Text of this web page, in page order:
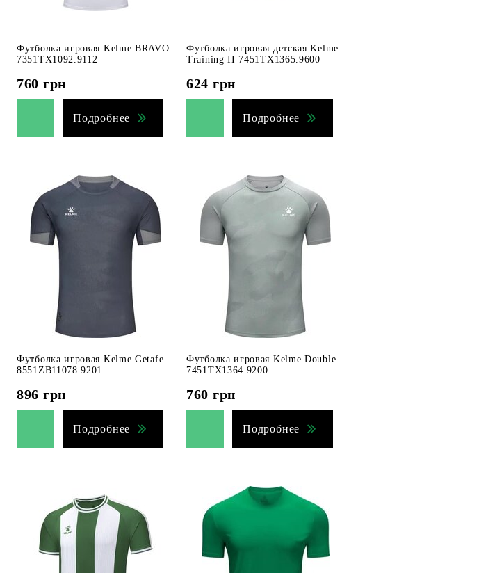
Футболка игровая Kelme BRAVO
7351TX1092.9112
760 грн
Подробнее
Футболка игровая детская Kelme
Training II 7451TX1365.9600
624 грн
Подробнее
Футболка игровая Kelme Getafe
8551ZB11078.9201
896 грн
Подробнее
Футболка игровая Kelme Double
7451TX1364.9200
760 грн
Подробнее